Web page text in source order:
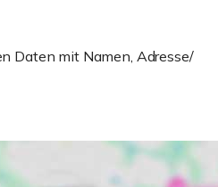
Daten mit Namen, Adresse/